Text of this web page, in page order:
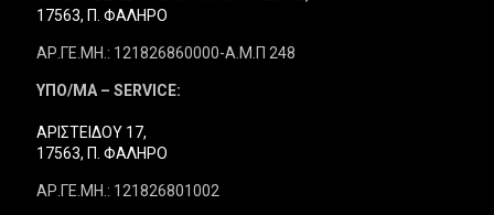
17563, Π. ΦΑΛΗΡΟ
ΑΡ.ΓΕ.ΜΗ.: 121826860000-Α.Μ.Π 248
ΥΠΟ/ΜΑ – SERVICE:
ΑΡΙΣΤΕΙΔΟΥ 17,
17563, Π. ΦΑΛΗΡΟ
ΑΡ.ΓΕ.ΜΗ.: 121826801002